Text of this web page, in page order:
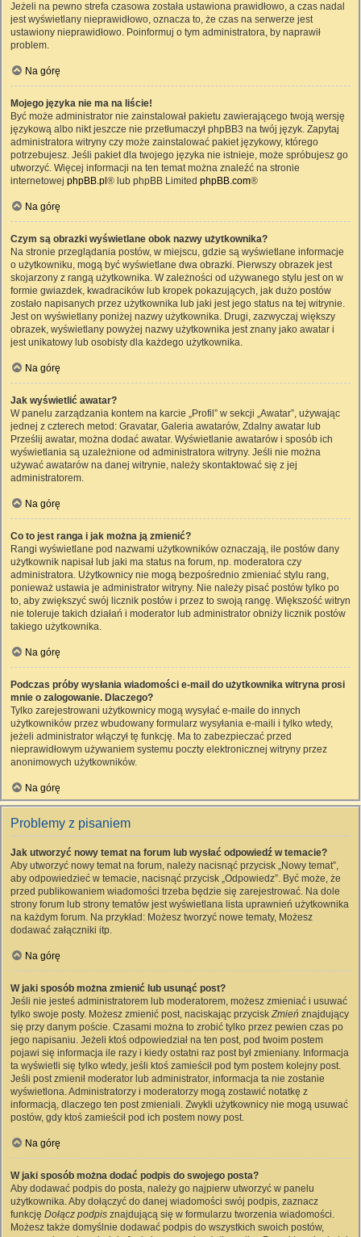
Jeżeli na pewno strefa czasowa została ustawiona prawidłowo, a czas nadal
jest wyświetlany nieprawidłowo, oznacza to, że czas na serwerze jest
ustawiony nieprawidłowo. Poinformuj o tym administratora, by naprawił
problem.
Na górę
Mojego języka nie ma na liście!
Być może administrator nie zainstalował pakietu zawierającego twoją wersję
językową albo nikt jeszcze nie przetłumaczył phpBB3 na twój język. Zapytaj
administratora witryny czy może zainstalować pakiet językowy, którego
potrzebujesz. Jeśli pakiet dla twojego języka nie istnieje, może spróbujesz go
utworzyć. Więcej informacji na ten temat można znaleźć na stronie
internetowej phpBB.pl ® lub phpBB Limited phpBB.com®
Na górę
Czym są obrazki wyświetlane obok nazwy użytkownika?
Na stronie przeglądania postów, w miejscu, gdzie są wyświetlane informacje
o użytkowniku, mogą być wyświetlane dwa obrazki. Pierwszy obrazek jest
skojarzony z rangą użytkownika. W zależności od używanego stylu jest on w
formie gwiazdek, kwadracików lub kropek pokazujących, jak dużo postów
zostało napisanych przez użytkownika lub jaki jest jego status na tej witrynie.
Jest on wyświetlany poniżej nazwy użytkownika. Drugi, zazwyczaj większy
obrazek, wyświetlany powyżej nazwy użytkownika jest znany jako awatar i
jest unikatowy lub osobisty dla każdego użytkownika.
Na górę
Jak wyświetlić awatar?
W panelu zarządzania kontem na karcie „Profil” w sekcji „Awatar”, używając
jednej z czterech metod: Gravatar, Galeria awatarów, Zdalny awatar lub
Prześlij awatar, można dodać awatar. Wyświetlanie awatarów i sposób ich
wyświetlania są uzależnione od administratora witryny. Jeśli nie można
używać awatarów na danej witrynie, należy skontaktować się z jej
administratorem.
Na górę
Co to jest ranga i jak można ją zmienić?
Rangi wyświetlane pod nazwami użytkowników oznaczają, ile postów dany
użytkownik napisał lub jaki ma status na forum, np. moderatora czy
administratora. Użytkownicy nie mogą bezpośrednio zmieniać stylu rang,
ponieważ ustawia je administrator witryny. Nie należy pisać postów tylko po
to, aby zwiększyć swój licznik postów i przez to swoją rangę. Większość witryn
nie toleruje takich działań i moderator lub administrator obniży licznik postów
takiego użytkownika.
Na górę
Podczas próby wysłania wiadomości e-mail do użytkownika witryna prosi
mnie o zalogowanie. Dlaczego?
Tylko zarejestrowani użytkownicy mogą wysyłać e-maile do innych
użytkowników przez wbudowany formularz wysyłania e-maili i tylko wtedy,
jeżeli administrator włączył tę funkcję. Ma to zabezpieczać przed
nieprawidłowym używaniem systemu poczty elektronicznej witryny przez
anonimowych użytkowników.
Na górę
Problemy z pisaniem
Jak utworzyć nowy temat na forum lub wysłać odpowiedź w temacie?
Aby utworzyć nowy temat na forum, należy nacisnąć przycisk „Nowy temat”,
aby odpowiedzieć w temacie, nacisnąć przycisk „Odpowiedz”. Być może, że
przed publikowaniem wiadomości trzeba będzie się zarejestrować. Na dole
strony forum lub strony tematów jest wyświetlana lista uprawnień użytkownika
na każdym forum. Na przykład: Możesz tworzyć nowe tematy, Możesz
dodawać załączniki itp.
Na górę
W jaki sposób można zmienić lub usunąć post?
Jeśli nie jesteś administratorem lub moderatorem, możesz zmieniać i usuwać
tylko swoje posty. Możesz zmienić post, naciskając przyciskZmień znajdujący
się przy danym poście. Czasami można to zrobić tylko przez pewien czas po
jego napisaniu. Jeżeli ktoś odpowiedział na ten post, pod twoim postem
pojawi się informacja ile razy i kiedy ostatni raz post był zmieniany. Informacja
ta wyświetli się tylko wtedy, jeśli ktoś zamieścił pod tym postem kolejny post.
Jeśli post zmienił moderator lub administrator, informacja ta nie zostanie
wyświetlona. Administratorzy i moderatorzy mogą zostawić notatkę z
informacją, dlaczego ten post zmieniali. Zwykli użytkownicy nie mogą usuwać
postów, gdy ktoś zamieścił pod ich postem nowy post.
Na górę
W jaki sposób można dodać podpis do swojego posta?
Aby dodawać podpis do posta, należy go najpierw utworzyć w panelu
użytkownika. Aby dołączyć do danej wiadomości swój podpis, zaznacz
funkcję Dołącz podpis znajdującą się w formularzu tworzenia wiadomości.
Możesz także domyślnie dodawać podpis do wszystkich swoich postów,